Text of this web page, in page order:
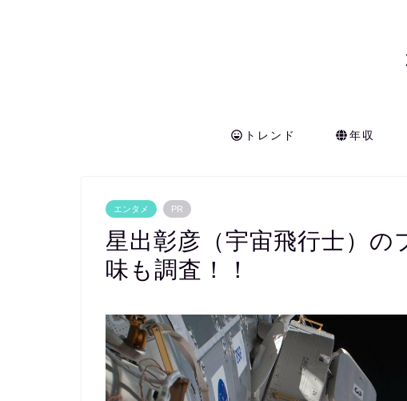
トレンド 年収
エンタメ PR
星出彰彦（宇宙飛行士）の
味も調査！！